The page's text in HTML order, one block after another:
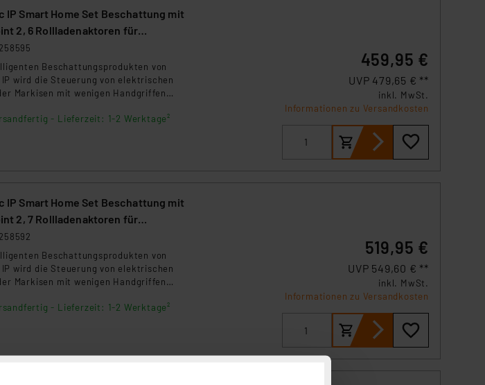
IP Smart Home Set Beschattung mit
2, 6 Rollladenaktoren für
Beschattungsprodukten von
wird die Steuerung von elektrischen
Markisen mit wenigen Handgriffen
- Lieferzeit: 1-2 Werktage²
459,95 €
UVP 479,65 € **
inkl. MwSt.
Informationen zu Versandkosten
IP Smart Home Set Beschattung mit
2, 7 Rollladenaktoren für
Beschattungsprodukten von
wird die Steuerung von elektrischen
Markisen mit wenigen Handgriffen
- Lieferzeit: 1-2 Werktage²
519,95 €
UVP 549,60 € **
inkl. MwSt.
Informationen zu Versandkosten